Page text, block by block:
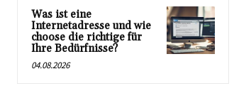
Was ist eine
Internetadresse und wie
choose die richtige für
Ihre Bedürfnisse?
04.08.2026